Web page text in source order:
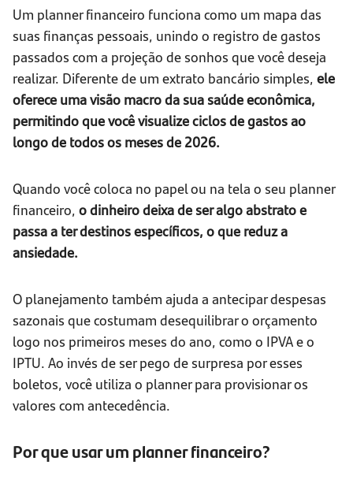
Um planner financeiro funciona como um mapa das
suas finanças pessoais, unindo o registro de gastos
passados com a projeção de sonhos que você deseja
realizar. Diferente de um extrato bancário simples, ele
oferece uma visão macro da sua saúde econômica,
permitindo que você visualize ciclos de gastos ao
longo de todos os meses de 2026.
Quando você coloca no papel ou na tela o seu planner
financeiro, o dinheiro deixa de ser algo abstrato e
passa a ter destinos específicos, o que reduz a
ansiedade.
O planejamento também ajuda a antecipar despesas
sazonais que costumam desequilibrar o orçamento
logo nos primeiros meses do ano, como o IPVA e o
IPTU. Ao invés de ser pego de surpresa por esses
boletos, você utiliza o planner para provisionar os
valores com antecedência.
Por que usar um planner financeiro?